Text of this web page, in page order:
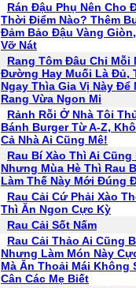
Rán Đậu Phụ Nên Cho
Thời Điểm Nào? Thêm
Đảm Bảo Đậu Vàng
Vỡ Nát
Rang Tôm Đâu Chỉ Mỗi
Đường Hay Muối Là Đủ,
Ngay Thìa Gia Vị Này Để
Rang Vừa Ngon Mi
Rảnh Rỗi Ở Nhà Tôi
Bánh Burger Từ A-Z,
Cả Nhà Ai Cũng Mê!
Rau Bí Xào Thì Ai Cũng
Nhưng Mùa Hè Thì Rau
Làm Thế Này Mới Đúng
Rau Cải Cứ Phải Xào
Thì Ăn Ngon Cực Kỳ
Rau Cải Sốt Nấm
Rau Cải Thảo Ai Cũng
Nhưng Làm Món Này
Mà Ăn Thoải Mái Không
Cân Các Mẹ Biết